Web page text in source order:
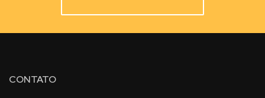
CONTATO